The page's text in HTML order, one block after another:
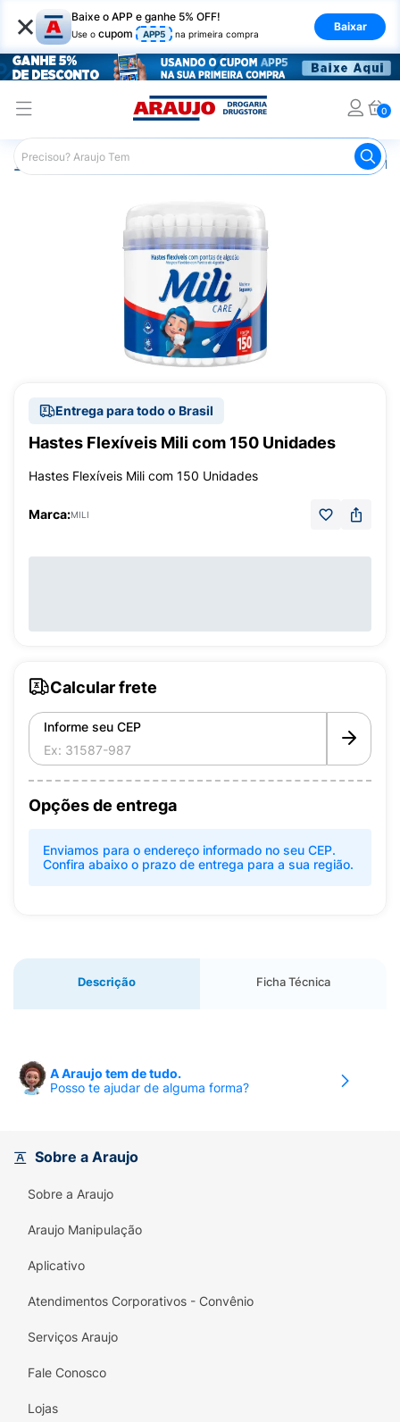
× Baixe o APP e ganhe 5% OFF!
Use o cupom APP5 na primeira compra
Baixar
0
Araujo Higiene Pessoal Hastes Flexíveis
Entrega para todo o Brasil
Hastes Flexíveis Mili com 150 Unidades
Hastes Flexíveis Mili com 150 Unidades
Marca:MILI
Calcular frete
Informe seu CEP
Opções de entrega
Enviamos para o endereço informado no seu CEP.
Confira abaixo o prazo de entrega para a sua região.
Descrição Ficha Técnica
A Araujo tem de tudo.
Posso te ajudar de alguma forma?
Sobre a Araujo
Sobre a Araujo
Araujo Manipulação
Aplicativo
Atendimentos Corporativos - Convênio
Serviços Araujo
Fale Conosco
Lojas